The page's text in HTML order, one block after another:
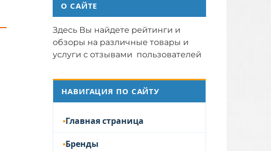
О САЙТЕ
Здесь Вы найдете рейтинги и
обзоры на различные товары и
услуги с отзывами пользователей
НАВИГАЦИЯ ПО САЙТУ
Главная страница
Бренды